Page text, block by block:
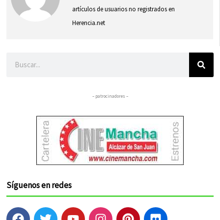
artículos de usuarios no registrados en
Herencia.net
– patrocinadores –
Síguenos en redes
F T Y I P F